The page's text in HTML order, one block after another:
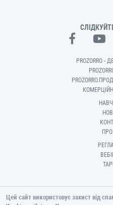
PROZORRO -
Цей сайт використовує захист від